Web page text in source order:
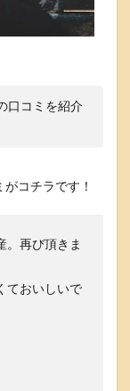
口コミを紹介
コチラです！
。再び頂きま
ておいしいで